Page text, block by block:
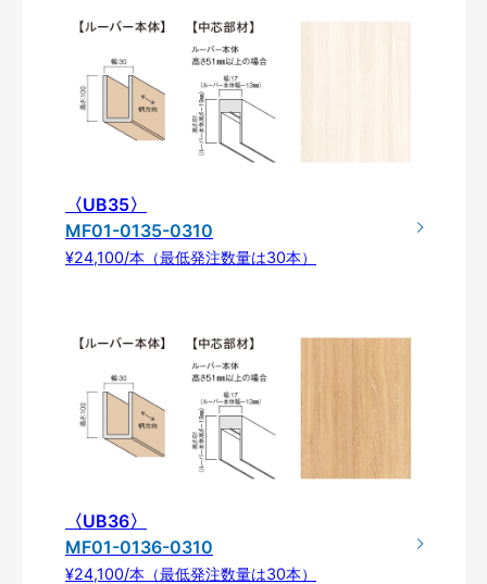
〈UB35〉
MF01-0135-0310
¥24,100/本（最低発注数量は30本）
〈UB36〉
MF01-0136-0310
¥24,100/本（最低発注数量は30本）